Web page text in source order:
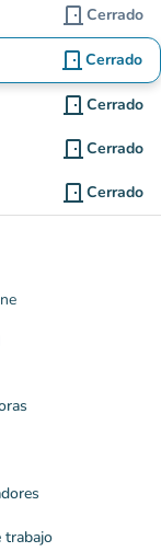
door_front Cerrado
door_front Cerrado
door_front Cerrado
door_front Cerrado
door_front Cerrado
trabajo